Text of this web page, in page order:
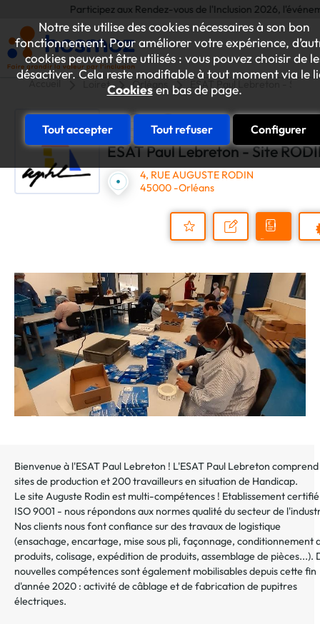
Notre site utilise des cookies nécessaires à son bon
fonctionnement. Pour améliorer votre expérience,
cookies peuvent être utilisés : vous pouvez choisir de
désactiver. Cela reste modifiable à tout moment via le
Cookiesen bas de page.
Tout accepter Tout refuser Configurer
Participez aux Rendez-vous de l'Inclusion 2026,
Accueil Loiret Orléans ESAT Paul Lebreton - Site
ESAT Paul Lebreton - Site
4, RUE AUGUSTE RODIN
45000 -Orléans
au
dossier
Nous
Demander
Bienvenue à l'ESAT Paul Lebreton ! L'ESAT Paul Lebreton
sites de production et 200 travailleurs en situation de Handicap.
Le site Auguste Rodin est multi-compétences ! Etablissement certifié
ISO 9001 - nous répondons aux normes qualité du secteur de
Nos clients nous font confiance sur des travaux de logistique
(ensachage, encartage, mise sous pli, façonnage, conditionnement
produits, colisage, expédition de produits, assemblage de pièces...).
nouvelles compétences sont également mobilisables depuis cette fin
d'année 2020 : activité de câblage et de fabrication de pupitres
électriques.